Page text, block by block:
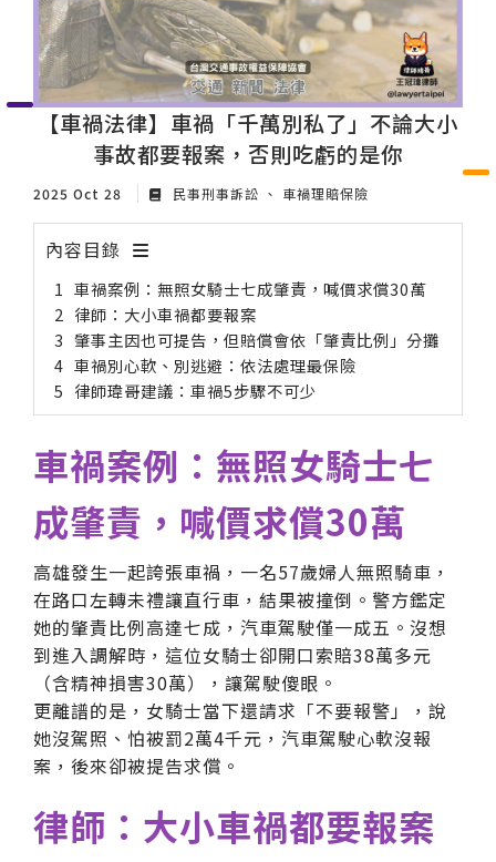
【車禍法律】車禍「千萬別私了」不論大小
事故都要報案，否則吃虧的是你
2025 Oct 28 民事刑事訴訟 車禍理賠保險
內容目錄
車禍案例：無照女騎士七成肇責，喊價求償30萬
律師：大小車禍都要報案
肇事主因也可提告，但賠償會依「肇責比例」分攤
車禍別心軟、別逃避：依法處理最保險
律師瑋哥建議：車禍5步驟不可少
車禍案例：無照女騎士七
成肇責，喊價求償30萬
高雄發生一起誇張車禍，一名57歲婦人無照騎車，
在路口左轉未禮讓直行車，結果被撞倒。警方鑑定
她的肇責比例高達七成，汽車駕駛僅一成五。沒想
到進入調解時，這位女騎士卻開口索賠38萬多元
（含精神損害30萬），讓駕駛傻眼。
更離譜的是，女騎士當下還請求「不要報警」，說
她沒駕照、怕被罰2萬4千元，汽車駕駛心軟沒報
案，後來卻被提告求償。
律師：大小車禍都要報案